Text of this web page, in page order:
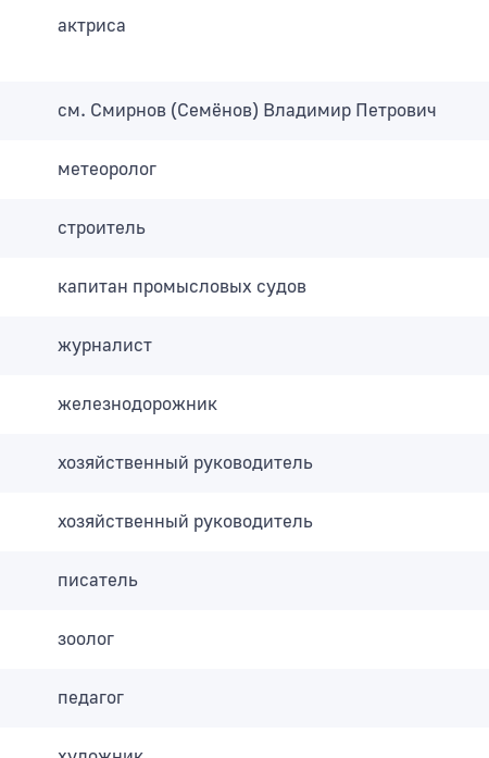
актриса
см. Смирнов (Семёнов) Владимир Петрович
метеоролог
строитель
капитан промысловых судов
журналист
железнодорожник
хозяйственный руководитель
хозяйственный руководитель
писатель
зоолог
педагог